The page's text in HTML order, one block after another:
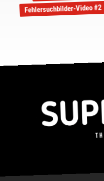
Fehlersuchbilder-Video #2